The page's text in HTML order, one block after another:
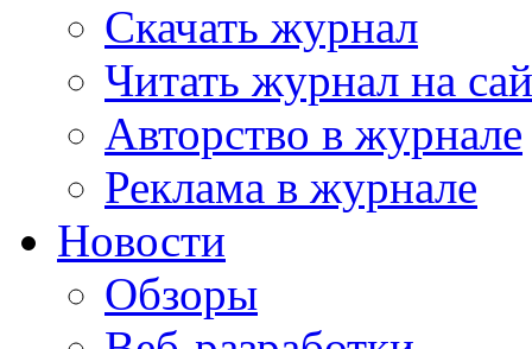
Скачать журнал
Читать журнал на
Авторство в журнале
Реклама в журнале
Новости
Обзоры